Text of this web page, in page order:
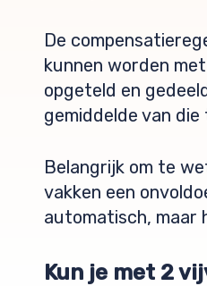
De
kunnen worden
opgeteld en
gemiddelde van die
Belangrijk om te
vakken een
automatisch, maar
Kun je met 2